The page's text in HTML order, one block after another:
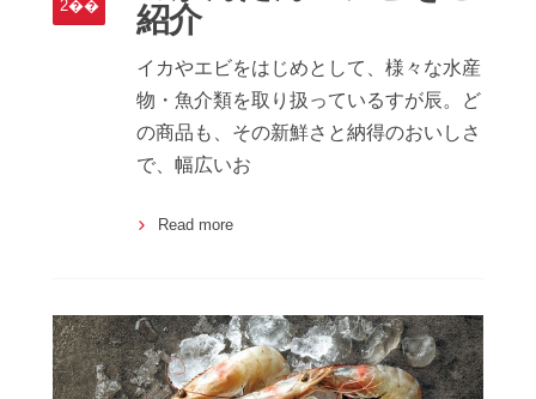
2��
紹介
イカやエビをはじめとして、様々な水産
物・魚介類を取り扱っているすが辰。ど
の商品も、その新鮮さと納得のおいしさ
で、幅広いお
Read more